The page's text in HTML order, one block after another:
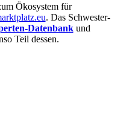
Ökosystem für
. Das Schwester-
Datenbankund
Teil dessen.